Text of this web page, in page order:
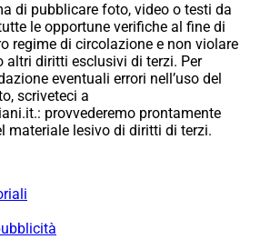
di pubblicare foto, video o testi da
le opportune verifiche al fine di
regime di circolazione e non violare
altri diritti esclusivi di terzi. Per
eventuali errori nell’uso del
scriveteci a
provvederemo prontamente
materiale lesivo di diritti di terzi.